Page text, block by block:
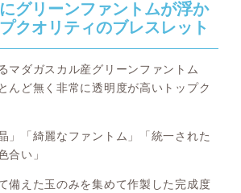
グリーンファントムが浮か
クオリティのブレスレット
マダガスカル産グリーンファントム
んど無く非常に透明度が高いトップク
」「綺麗なファントム」「統一された
合い」
備えた玉のみを集めて作製した完成度